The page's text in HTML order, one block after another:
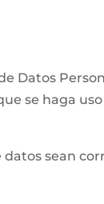
Datos
se haga
sean